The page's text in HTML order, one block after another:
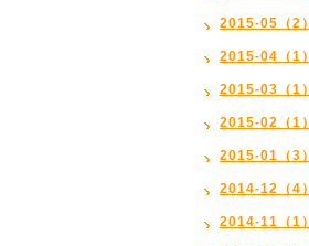
2015-05（2）
2015-04（1）
2015-03（1）
2015-02（1）
2015-01（3）
2014-12（4）
2014-11（1）